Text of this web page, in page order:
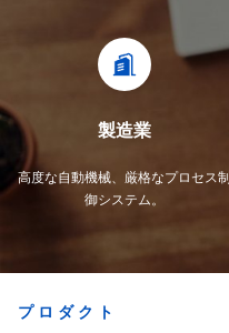
製造業
高度な自動機械、厳格なプロセス制
御システム。
プロダクト